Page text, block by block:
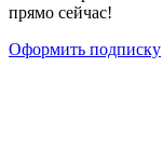
прямо сейчас!
Оформить подписку